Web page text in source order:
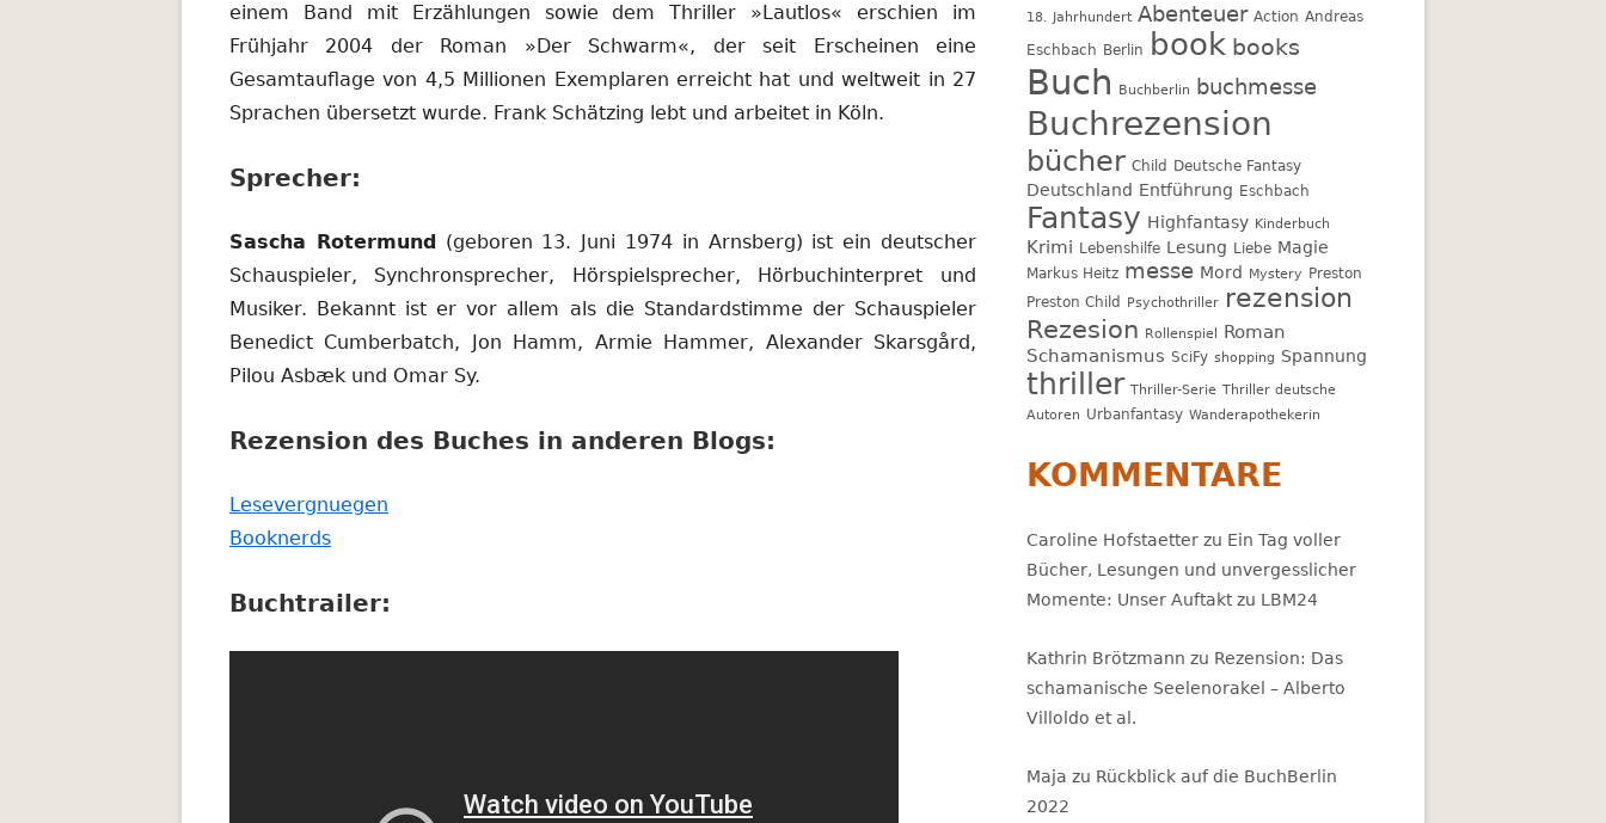
einem Band mit Erzählungen sowie dem Thriller »Lautlos« erschien im
Frühjahr 2004 der Roman »Der Schwarm«, der seit Erscheinen eine
Gesamtauflage von 4,5 Millionen Exemplaren erreicht hat und weltweit in 27
Sprachen übersetzt wurde. Frank Schätzing lebt und arbeitet in Köln.
Sprecher:
Sascha Rotermund
(geboren 13. Juni 1974 in Arnsberg) ist ein deutscher
Schauspieler, Synchronsprecher, Hörspielsprecher, Hörbuchinterpret und
Musiker. Bekannt ist er vor allem als die Standardstimme der Schauspieler
Benedict Cumberbatch, Jon Hamm, Armie Hammer, Alexander Skarsgård,
Pilou Asbæk und Omar Sy.
Rezension des Buches in anderen Blogs:
Lesevergnuegen
Booknerds
Fenster
Buchtrailer:
18. Jahrhundert Abenteuer Action Andreas
Eschbach Berlin book books
Buch Buchberlin buchmesse
Buchrezension
bücher Child Deutsche Fantasy
Deutschland Entführung Eschbach
Fantasy Highfantasy Kinderbuch
Krimi Lebenshilfe Lesung Liebe Magie
Markus Heitz messe Mord Mystery Preston
Preston Child
Psychothriller rezension
Rezesion
Rollenspiel
Roman
Schamanismus SciFy shopping Spannung
thriller Thriller-Serie Thriller deutsche
Autoren Urbanfantasy Wanderapothekerin
KOMMENTARE
Caroline Hofstaetter zu Ein Tag voller
Bücher, Lesungen und unvergesslicher
Momente: Unser Auftakt zu LBM24
Kathrin Brötzmann zu Rezension: Das
schamanische Seelenorakel – Alberto
Villoldo et al.
Maja zu Rückblick auf die BuchBerlin
2022